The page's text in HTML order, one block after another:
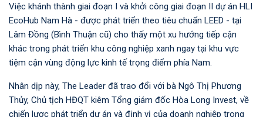
Việc khánh thành giai đoạn I và khởi công giai đoạn II dự án HLI
EcoHub Nam Hà - được phát triển theo tiêu chuẩn LEED - tại
Lâm Đồng (Bình Thuận cũ) cho thấy một xu hướng tiếp cận
khác trong phát triển khu công nghiệp xanh ngay tại khu vực
tiệm cận vùng động lực kinh tế trọng điểm phía Nam.
Nhân dịp này, The Leader đã trao đổi với bà Ngô Thị Phương
Thủy, Chủ tịch HĐQT kiêm Tổng giám đốc Hòa Long Invest, về
chiến lược phát triển dự án và định vị của doanh nghiệp trong